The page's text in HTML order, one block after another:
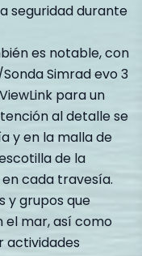
seguridad durante
es notable, con
Simrad evo 3
para un
al detalle se
y en la malla de
de la
cada travesía.
y grupos que
el mar, así como
actividades